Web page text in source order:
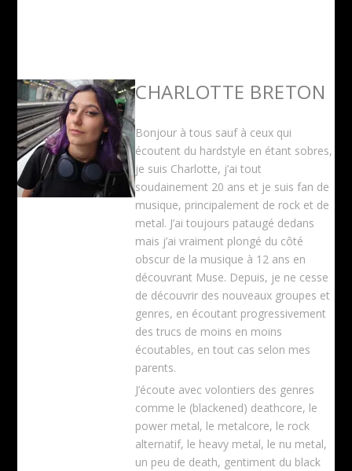
CHARLOTTE BRETON
Bonjour à tous sauf à ceux qui
écoutent du hardstyle en étant sobres,
je suis Charlotte, j’ai tout
soudainement 20 ans et je suis fan de
musique, principalement de rock et de
metal. J’ai toujours pataugé dedans
mais j’ai vraiment plongé du côté
obscur de la musique à 12 ans en
découvrant Muse. Depuis, je ne cesse
de découvrir des nouveaux groupes et
genres, en écoutant progressivement
des trucs de moins en moins
écoutables, en tout cas selon mes
parents.
J’écoute avec volontiers des genres
comme le (blackened) deathcore, le
power metal, le metalcore, le rock
alternatif, le heavy metal, le nu metal,
un peu de death, gentiment du black